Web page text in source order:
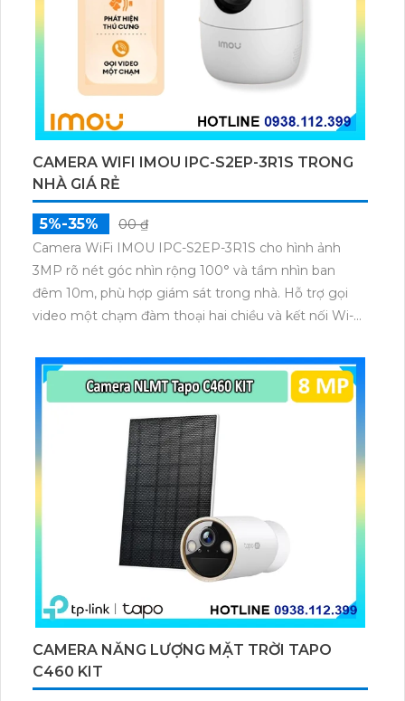
CAMERA WIFI IMOU IPC-S2EP-3R1S TRONG
NHÀ GIÁ RẺ
5%-35%
00 ₫
Camera WiFi IMOU IPC-S2EP-3R1S cho hình ảnh
3MP rõ nét góc nhìn rộng 100° và tầm nhìn ban
đêm 10m, phù hợp giám sát trong nhà. Hỗ trợ gọi
video một chạm đàm thoại hai chiều và kết nối Wi-Fi
microSD tối đa 256GB hoặc lưu đám mây dễ lắp đặt
cho gia đình và văn phòng nhỏ.
CAMERA NĂNG LƯỢNG MẶT TRỜI TAPO
C460 KIT